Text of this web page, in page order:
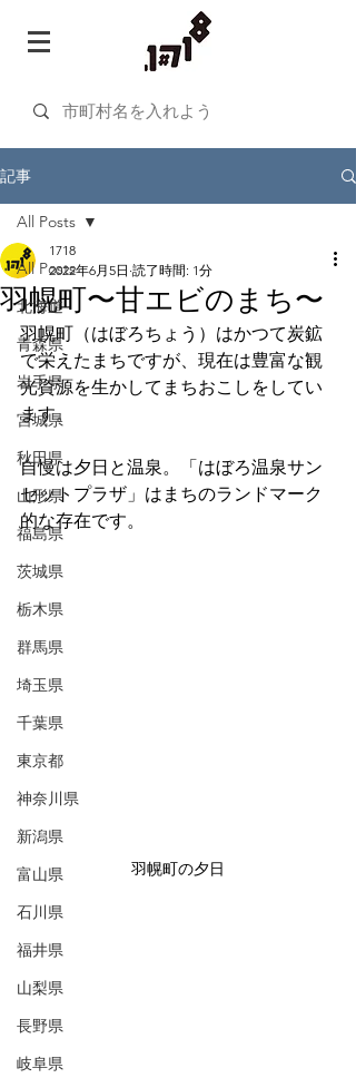
記事
All Posts
北海道
青森県
岩手県
宮城県
秋田県
山形県
福島県
茨城県
栃木県
群馬県
埼玉県
千葉県
東京都
神奈川県
新潟県
富山県
石川県
福井県
山梨県
長野県
岐阜県
All Posts
羽幌町〜甘エビのまち〜
1718
2022年6月5日 読了時間: 1分
羽幌町（はぼろちょう）はかつて炭鉱
で栄えたまちですが、現在は豊富な観
光資源を生かしてまちおこしをしてい
ます。
自慢は夕日と温泉。「はぼろ温泉サン
セットプラザ」はまちのランドマーク
的な存在です。
羽幌町の夕日